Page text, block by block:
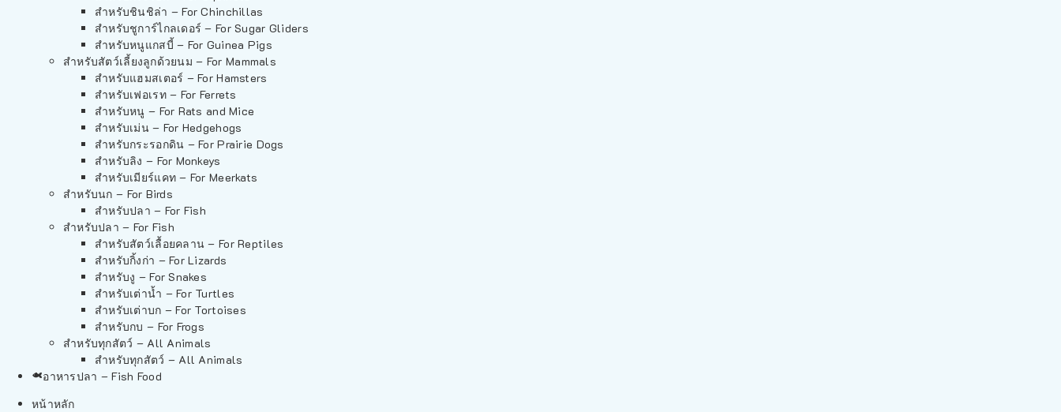
สำหรับชินชิล่า – For Chinchillas
สำหรับชูการ์ไกลเดอร์ – For Sugar Gliders
สำหรับหนูแกสบี้ – For Guinea Pigs
สำหรับสัตว์เลี้ยงลูกด้วยนม – For Mammals
สำหรับแฮมสเตอร์ – For Hamsters
สำหรับเฟอเรท – For Ferrets
สำหรับหนู – For Rats and Mice
สำหรับเม่น – For Hedgehogs
สำหรับกระรอกดิน – For Prairie Dogs
สำหรับลิง – For Monkeys
สำหรับเมียร์แคท – For Meerkats
สำหรับนก – For Birds
สำหรับปลา – For Fish
สำหรับปลา – For Fish
สำหรับสัตว์เลื้อยคลาน – For Reptiles
สำหรับกิ้งก่า – For Lizards
สำหรับงู – For Snakes
สำหรับเต่าน้ำ – For Turtles
สำหรับเต่าบก – For Tortoises
สำหรับกบ – For Frogs
สำหรับทุกสัตว์ – All Animals
สำหรับทุกสัตว์ – All Animals
อาหารปลา – Fish Food
หน้าหลัก